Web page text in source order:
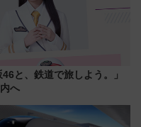
と、鉄道で旅しよう。」
へ